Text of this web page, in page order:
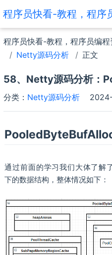
程序员快看-教程，程序
程序员快看-教程，程序员编程
Netty源码分析
正文
58、Netty源码分析：
分类： Netty源码分析
通过前面的学习我们大体了解
下的数据结构，整体情况如下：